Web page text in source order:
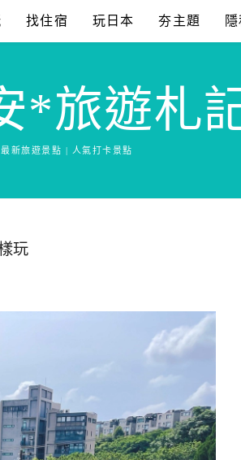
找住宿 玩日本 夯主題
*旅遊札
新旅遊景點 | 人氣打卡景點
玩